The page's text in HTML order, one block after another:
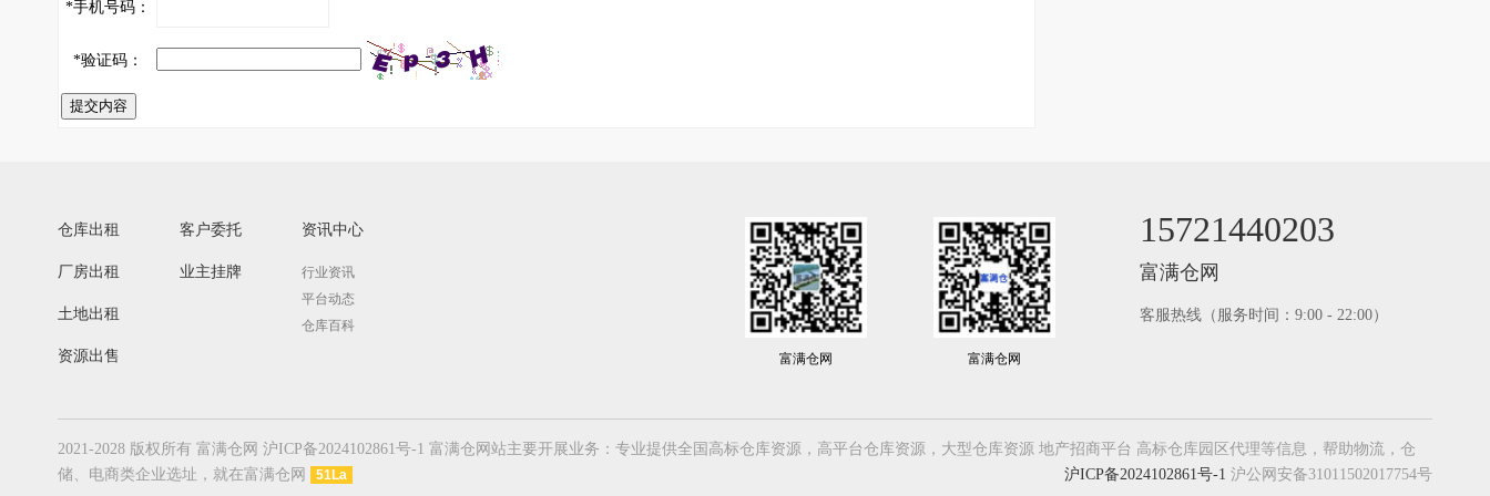
*手机号码：
*验证码：
提交内容
仓库出租
厂房出租
土地出租
资源出售
客户委托
业主挂牌
资讯中心
行业资讯
平台动态
仓库百科
富满仓网 富满仓网
15721440203
富满仓网
客服热线（服务时间：9:00 - 22:00）
2021-2028 版权所有 富满仓网 沪ICP备2024102861号-1 富满仓网站主要开展业务：专业提供全国高标仓库资源，高平台仓库资源，大型仓库资源 地产招商平台 高标仓库园区代理等信息，帮助物流，仓
储、电商类企业选址，就在富满仓网
51La 沪ICP备2024102861号-1 沪公网安备31011502017754号